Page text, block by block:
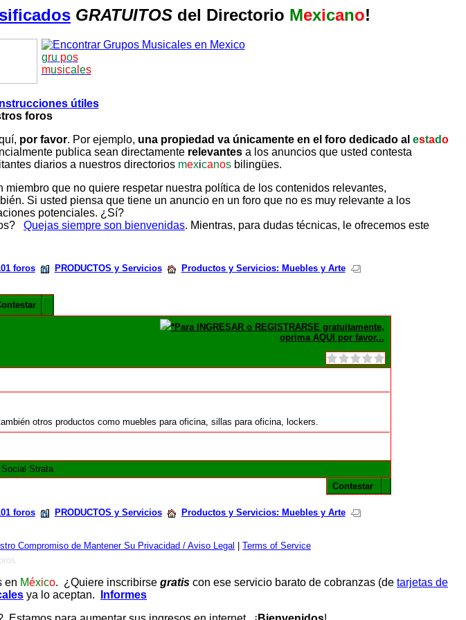
GRATUITOS del Directorio Mexicano!
gru pos
musica es
Instrucciones útiles
foros
por favor. Por ejemplo, una propiedad va únicamente en el foro dedicado al estado
publica sean directamente relevantes a los anuncios que usted contesta
diarios a nuestros directorios mexicanos bilingües.
que no quiere respetar nuestra política de los contenidos relevantes,
Si usted piensa que tiene un anuncio en un foro que no es muy relevante a los
potenciales. ¿Sí?
Quejas siempre son bienvenidas. Mientras, para dudas técnicas, le ofrecemos este
foros PRODUCTOS y Servicios
Productos y Servicios: Muebles y Arte
*Para INGRESAR o REGISTRARSE gratuitamente,
oprima AQUI por favor...
otros productos como muebles para oficina, sillas para oficina, lockers.
Strata
Contestar
foros PRODUCTOS y Servicios
Productos y Servicios: Muebles y Arte
Compromiso de Mantener Su Privacidad / Aviso Legal
Terms of Service
en México. ¿Quiere inscribirse gratis con ese servicio barato de cobranzas (de tarjetas de
ya lo aceptan.
Informes